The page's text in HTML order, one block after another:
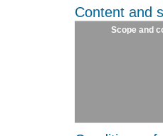
Content and
Scope and